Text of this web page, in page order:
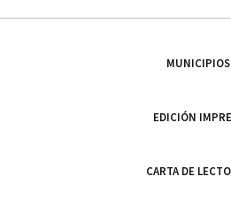
MUNICIPIOS
EDICIÓN
CARTA DE